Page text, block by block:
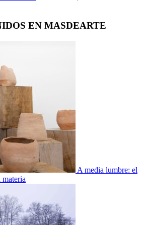
EN MASDEARTE
A media lumbre: el